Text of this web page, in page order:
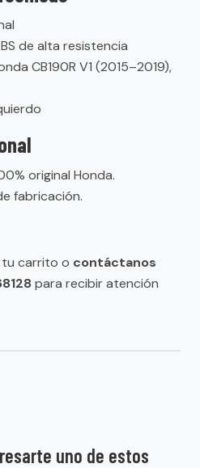
de alta resistencia
CB190R V1 (2015–2019),
original Honda.
fabricación.
carrito o contáctanos
para recibir atención
uno de estos